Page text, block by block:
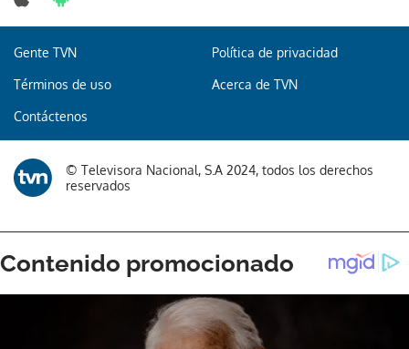
Gente TVN Política de privacidad
Términos de uso Acerca de TVN
Contáctenos
© Televisora Nacional, S.A 2024, todos los derechos
reservados